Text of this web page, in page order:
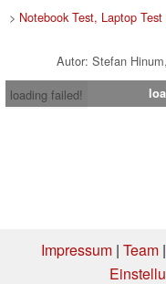
> Notebook Test, Laptop
Autor: Stefan
loading failed!
Impressum| Team|